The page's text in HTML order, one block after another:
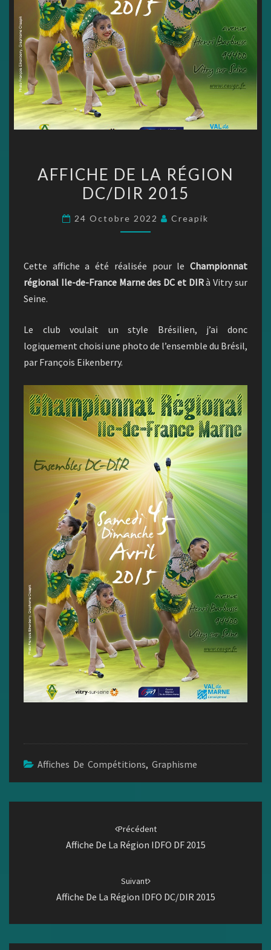
DE
LA
DC/DIR
AFFICHE DE LA RÉGION
DC/DIR 2015
24 Octobre 2022 Creapik
Cette affiche a été réalisée pour le Championnat
régional Ile-de-France Marne des DC et DIRà Vitry sur
Seine.
Le club voulait un style Brésilien, j’ai donc
logiquement choisi une photo de l’ensemble du Brésil,
par François Eikenberry.
Affiches De Compétitions, Graphisme
Précédent
Affiche De La Région IDFO DF 2015
Suivant
Affiche De La Région IDFO DC/DIR 2015